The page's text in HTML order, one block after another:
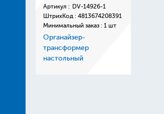
Артикул : DV-14926-1
ШтрихКод : 4813674208391
Минимальный заказ : 1 шт
Органайзер-
трансформер
настольный